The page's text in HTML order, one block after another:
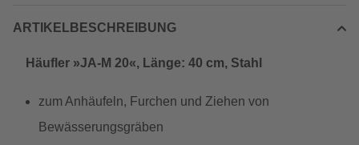
ARTIKELBESCHREIBUNG
Häufler »JA-M 20«, Länge: 40 cm, Stahl
zum Anhäufeln, Furchen und Ziehen von
Bewässerungsgräben